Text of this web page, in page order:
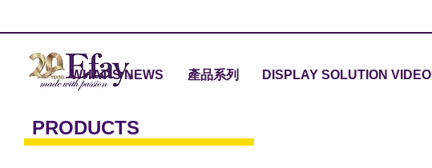
WHAT'S NEWS 產品系列 DISPLAY SOLUTION VIDEO
PRODUCTS